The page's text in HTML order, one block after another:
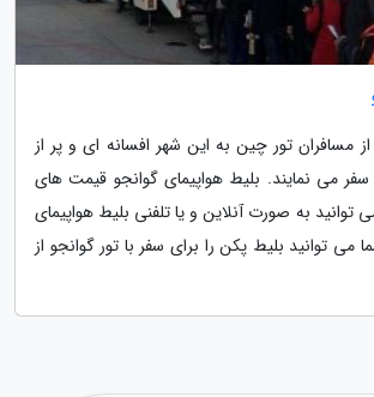
از مسافران تور چین به این شهر افسانه ای و پر از
می نمایند. بلیط هواپیمای گوانجو قیمت های
توانید به صورت آنلاین و یا تلفنی بلیط هواپیمای
می توانید بلیط پکن را برای سفر با تور گوانجو از